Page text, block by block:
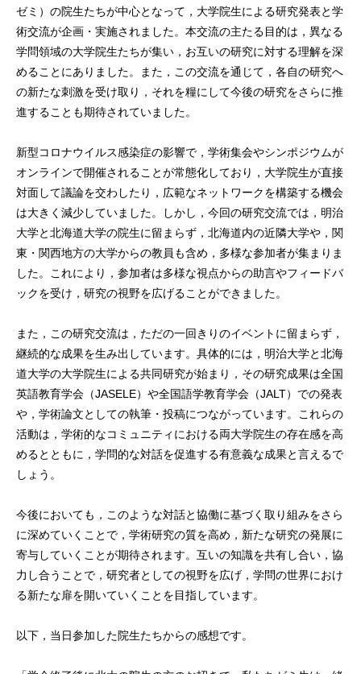
ゼミ）の院生たちが中心となって，大学院生による研究発表と学
術交流が企画・実施されました。本交流の主たる目的は，異なる
学問領域の大学院生たちが集い，お互いの研究に対する理解を深
めることにありました。また，この交流を通じて，各自の研究へ
の新たな刺激を受け取り，それを糧にして今後の研究をさらに推
進することも期待されていました。
新型コロナウイルス感染症の影響で，学術集会やシンポジウムが
オンラインで開催されることが常態化しており，大学院生が直接
対面して議論を交わしたり，広範なネットワークを構築する機会
は大きく減少していました。しかし，今回の研究交流では，明治
大学と北海道大学の院生に留まらず，北海道内の近隣大学や，関
東・関西地方の大学からの教員も含め，多様な参加者が集まりま
した。これにより，参加者は多様な視点からの助言やフィードバ
ックを受け，研究の視野を広げることができました。
また，この研究交流は，ただの一回きりのイベントに留まらず，
継続的な成果を生み出しています。具体的には，明治大学と北海
道大学の大学院生による共同研究が始まり，その研究成果は全国
英語教育学会（JASELE）や全国語学教育学会（JALT）での発表
や，学術論文としての執筆・投稿につながっています。これらの
活動は，学術的なコミュニティにおける両大学院生の存在感を高
めるとともに，学問的な対話を促進する有意義な成果と言えるで
しょう。
今後においても，このような対話と協働に基づく取り組みをさら
に深めていくことで，学術研究の質を高め，新たな研究の発展に
寄与していくことが期待されます。互いの知識を共有し合い，協
力し合うことで，研究者としての視野を広げ，学問の世界におけ
る新たな扉を開いていくことを目指しています。
以下，当日参加した院生たちからの感想です。